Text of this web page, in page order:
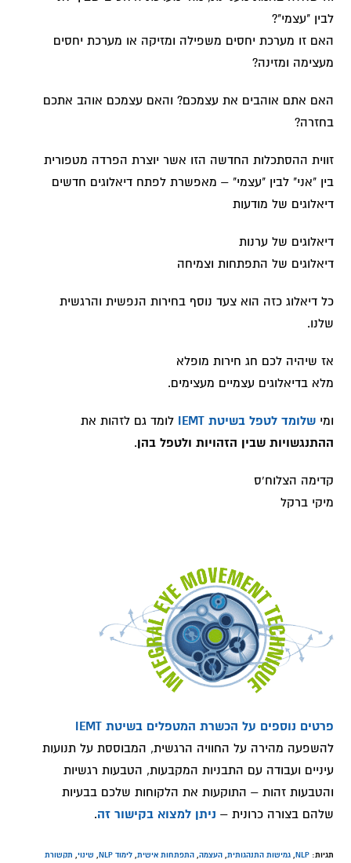
לבין "עצמי"?
האם זו מערכת יחסים משפילה ומזיקה או מערכת יחסים
מעצימה ומזינה?
האם אתם אוהבים את עצמכם? והאם עצמכם אוהב אתכם
בחזרה?
זווית ההסתכלות החדשה הזו אשר יוצרת הפרדה מטפורית
בין "אני" לבין "עצמי" – מאפשרת לפתח דיאלוגים חדשים
דיאלוגים של מודעות
דיאלוגים של ערנות
דיאלוגים של התפתחות וצמיחה
כל דיאלוג כזה הוא צעד נוסף בחירות הנפשית והרגשית
שלנו.
אז שיהיה לכם חג חירות מופלא
מלא בדיאלוגים עצמיים מעצימים.
ומישלומד לטפל בשיטת IEMT
לומד גם לזהות את
ההתנגשויות שבין הזהויות ולטפל בהן.
קדימה הצלוח'ס
מיקי ברקל
פרטים נוספים על הכשרת המטפלים בשיטת IEMT
להשפעה מהירה על החוויה הרגשית, המבוססת על תנועות
עיניים ועבודה עם התבניות המקבעות, הטבעות רגשיות
והטבעות זהות – התוקעות את הלקוחות שלכם בבעיות
שלהם בצורה כרונית – ניתן למצוא בקישור זה.
תגיות:NLP
,גמישות התנהגותית,העצמה,התפתחות אישית,לימוד NLP , שינוי, תקשורת